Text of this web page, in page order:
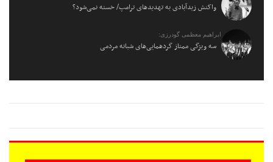
واکنش زیدآبادی به تهدیدهای ترامپ/ خسته نمی‌شود؟
ابراهیم معظمی گودرزی:
سه ویژگی ممتاز گردهمایی‌های شبانه مردمی